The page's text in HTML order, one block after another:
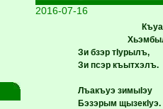
2016-07-16
Зи бзэр тIурылъ,
Зи псэр къытхэлъ.
Лъакъуэ зимыIэу
Бэзэрым щызекIуэ.